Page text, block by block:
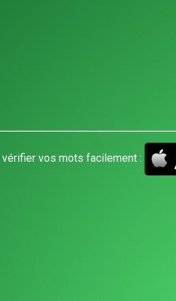
vos mots facilement :